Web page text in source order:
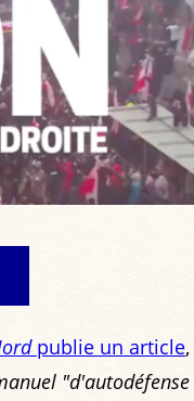
publie un article,
"d'autodéfense